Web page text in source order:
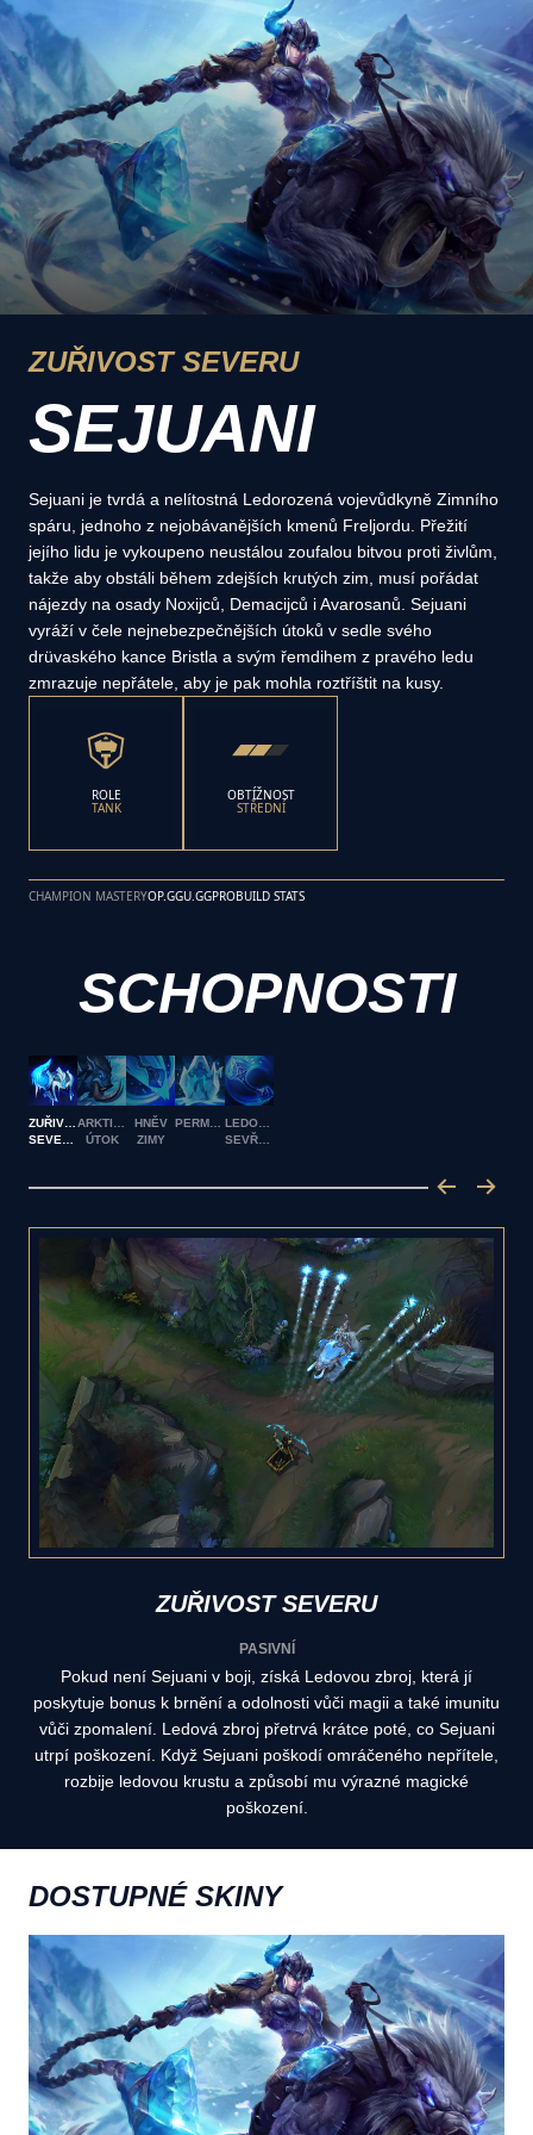
ZUŘIVOST SEVERU
SEJUANI
Sejuani je tvrdá a nelítostná Ledorozená vojevůdkyně Zimního
spáru, jednoho z nejobávanějších kmenů Freljordu. Přežití
jejího lidu je vykoupeno neustálou zoufalou bitvou proti živlům,
takže aby obstáli během zdejších krutých zim, musí pořádat
nájezdy na osady Noxijců, Demacijců i Avarosanů. Sejuani
vyráží v čele nejnebezpečnějších útoků v sedle svého
drüvaského kance Bristla a svým řemdihem z pravého ledu
zmrazuje nepřátele, aby je pak mohla roztříštit na kusy.
ROLE
TANK
OBTÍŽNOST
STŘEDNÍ
CHAMPION MASTERYOP.GGU.GGPROBUILD STATS
SCHOPNOSTI
ZUŘIVOSTARKTICKÝ
ÚTOK
HNĚV
ZIMY
LEDOVCOVÉ
SEVŘENÍ
ZUŘIVOST SEVERU
PASIVNÍ
Pokud není Sejuani v boji, získá Ledovou zbroj, která jí
poskytuje bonus k brnění a odolnosti vůči magii a také imunitu
vůči zpomalení. Ledová zbroj přetrvá krátce poté, co Sejuani
utrpí poškození. Když Sejuani poškodí omráčeného nepřítele,
rozbije ledovou krustu a způsobí mu výrazné magické
poškození.
DOSTUPNÉ SKINY